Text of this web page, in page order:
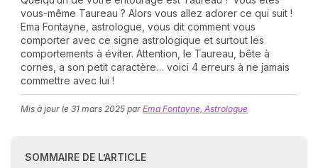
vous-même Taureau ? Alors vous allez adorer ce qui suit !
Ema Fontayne, astrologue, vous dit comment vous
comporter avec ce signe astrologique et surtout les
comportements à éviter. Attention, le Taureau, bête à
cornes, a son petit caractère… voici 4 erreurs à ne jamais
commettre avec lui !
Mis à jour le 31 mars 2025 par Ema Fontayne, Astrologue
SOMMAIRE DE L’ARTICLE